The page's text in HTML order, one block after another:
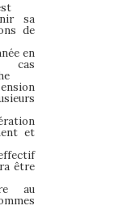
sa
de
en
cas
et
être
au